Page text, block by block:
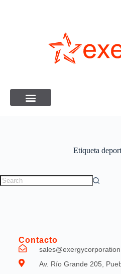
Etiqueta
Contacto
Av. Río Grande 205,